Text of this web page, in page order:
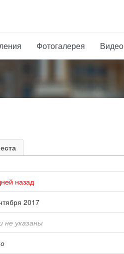
Фотогалерея Видео
назад
2017
не указаны